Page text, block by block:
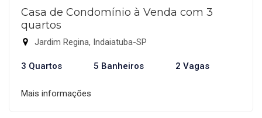
Casa de Condomínio à Venda com 3
quartos
Jardim Regina, Indaiatuba-SP
3 Quartos 5 Banheiros 2 Vagas
Mais informações